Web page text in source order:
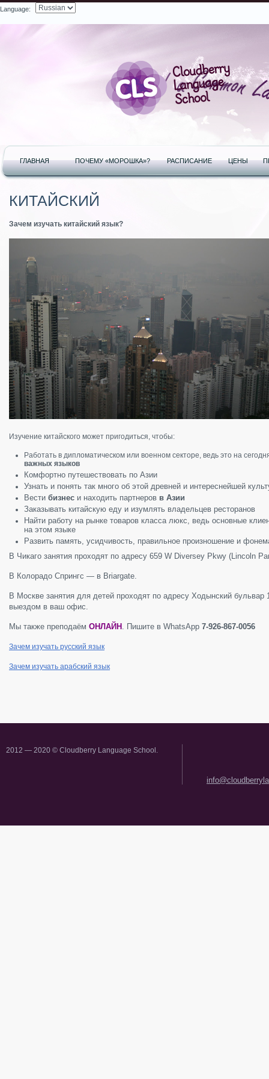
Language:
ГЛАВНАЯ ПОЧЕМУ «МОРОШКА»? РАСПИСАНИЕ ЦЕНЫ
КИТАЙСКИЙ
Зачем изучать китайский язык?
Изучение китайского может пригодиться, чтобы:
Работать в дипломатическом или военном секторе, ведь это на
важных языков
Комфортно путешествовать по Азии
Узнать и понять так много об этой древней и интереснейшей
Вести бизнес и находить партнеров в Азии
Заказывать китайскую еду и изумлять владельцев ресторанов
Найти работу на рынке товаров класса люкс, ведь основные
на этом языке
Развить память, усидчивость, правильное произношение и
В Чикаго занятия проходят по адресу 659 W Diversey Pkwy (Lincoln
В Колорадо Спрингс — в Briargate.
В Москве занятия для детей проходят по адресу Ходынский
выездом в ваш офис.
Мы также преподаём ОНЛАЙН . Пишите в WhatsApp 7-926-867-0056
Зачем изучать русский язык
Зачем изучать арабский язык
2012 — 2020 © Cloudberry Language School.